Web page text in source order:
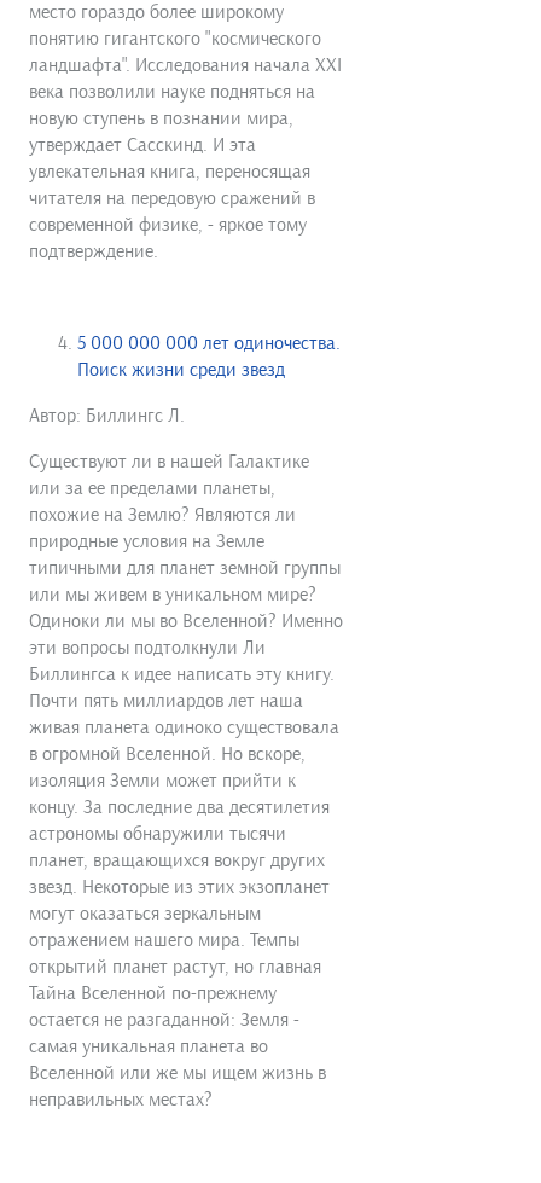
место гораздо более широкому
понятию гигантского "космического
ландшафта". Исследования начала XXI
века позволили науке подняться на
новую ступень в познании мира,
утверждает Сасскинд. И эта
увлекательная книга, переносящая
читателя на передовую сражений в
современной физике, - яркое тому
подтверждение.
5 000 000 000 лет одиночества.
Поиск жизни среди звезд
Автор: Биллингс Л.
Существуют ли в нашей Галактике
или за ее пределами планеты,
похожие на Землю? Являются ли
природные условия на Земле
типичными для планет земной группы
или мы живем в уникальном мире?
Одиноки ли мы во Вселенной? Именно
эти вопросы подтолкнули Ли
Биллингса к идее написать эту книгу.
Почти пять миллиардов лет наша
живая планета одиноко существовала
в огромной Вселенной. Но вскоре,
изоляция Земли может прийти к
концу. За последние два десятилетия
астрономы обнаружили тысячи
планет, вращающихся вокруг других
звезд. Некоторые из этих экзопланет
могут оказаться зеркальным
отражением нашего мира. Темпы
открытий планет растут, но главная
Тайна Вселенной по-прежнему
остается не разгаданной: Земля -
самая уникальная планета во
Вселенной или же мы ищем жизнь в
неправильных местах?